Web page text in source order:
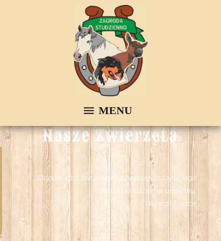
Nasze Zwierzęta
Dopóki ktoś nie pokocha zwierzęcia część jego
duszy pozostaje w uśpieniu.
Anatol France